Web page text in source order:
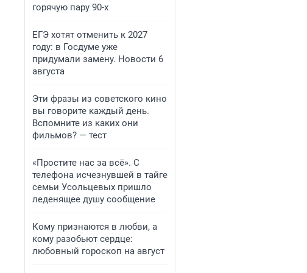
горячую пару 90-х
ЕГЭ хотят отменить к 2027
году: в Госдуме уже
придумали замену. Новости 6
августа
Эти фразы из советского кино
вы говорите каждый день.
Вспомните из каких они
фильмов? — тест
«Простите нас за всё». С
телефона исчезнувшей в тайге
семьи Усольцевых пришло
леденящее душу сообщение
Кому признаются в любви, а
кому разобьют сердце:
любовный гороскоп на август